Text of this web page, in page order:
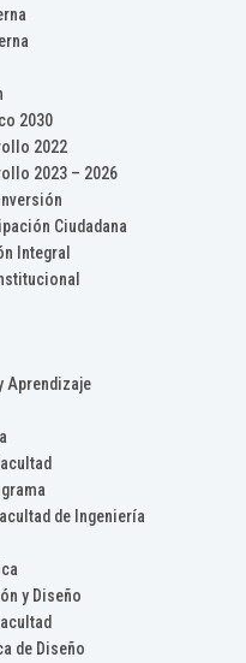
2030
2022
2023 – 2026
Ciudadana
Integral
Aprendizaje
de Ingeniería
y Diseño
de Diseño